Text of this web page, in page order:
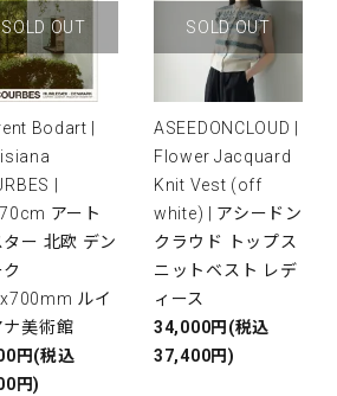
SOLD OUT
Bodart |
|
アート
ー 北欧 デン
ルイ
ナ美術館
円(税込
円)
SOLD OUT
ASEEDONCLOUD |
Flower Jacquard
Knit Vest (off
white) | アシードン
クラウド トップス
ニットベスト レデ
ィース
34,000円(税込
37,400円)